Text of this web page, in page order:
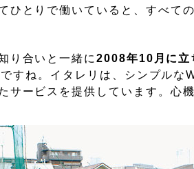
ひとりで働いていると、すべて
り合いと一緒に2008年10月に立
すね。イタレリは、シンプル
サービスを提供しています。心